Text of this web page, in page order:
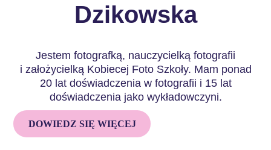
Dzikowska
Jestem fotografką, nauczycielką fotografii
i założycielką Kobiecej Foto Szkoły. Mam ponad
20 lat doświadczenia w fotografii i 15 lat
doświadczenia jako wykładowczyni.
DOWIEDZ SIĘ WIĘCEJ